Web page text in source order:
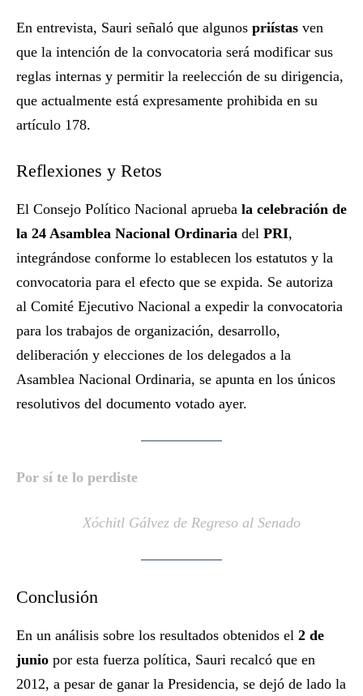
En entrevista, Sauri señaló que algunos priístas ven
que la intención de la convocatoria será modificar sus
reglas internas y permitir la reelección de su dirigencia,
que actualmente está expresamente prohibida en su
artículo 178.
Reflexiones y Retos
El Consejo Político Nacional aprueba la celebración de
la 24 Asamblea Nacional Ordinaria del PRI,
integrándose conforme lo establecen los estatutos y la
convocatoria para el efecto que se expida. Se autoriza
al Comité Ejecutivo Nacional a expedir la convocatoria
para los trabajos de organización, desarrollo,
deliberación y elecciones de los delegados a la
Asamblea Nacional Ordinaria, se apunta en los únicos
resolutivos del documento votado ayer.
Por sí te lo perdiste
Xóchitl Gálvez de Regreso al Senado
Conclusión
En un análisis sobre los resultados obtenidos el 2 de
junio por esta fuerza política, Sauri recalcó que en
2012, a pesar de ganar la Presidencia, se dejó de lado la